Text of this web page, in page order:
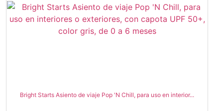
Bright Starts Asiento de viaje Pop 'N Chill, para uso en interior...